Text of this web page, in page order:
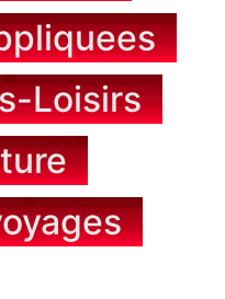
Loisirs